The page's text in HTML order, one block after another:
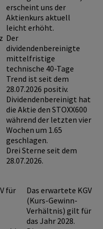
erscheint uns der
Aktienkurs aktuell
leicht erhöht.
Der
dividendenbereinigte
mittelfristige
technische 40-Tage
Trend ist seit dem
28.07.2026 positiv.
Dividendenbereinigt hat
die Aktie den STOXX600
während der letzten vier
Wochen um 1.65
geschlagen.
Drei Sterne seit dem
28.07.2026.
für
Das erwartete KGV
(Kurs-Gewinn-
Verhältnis) gilt für
das Jahr 2028.